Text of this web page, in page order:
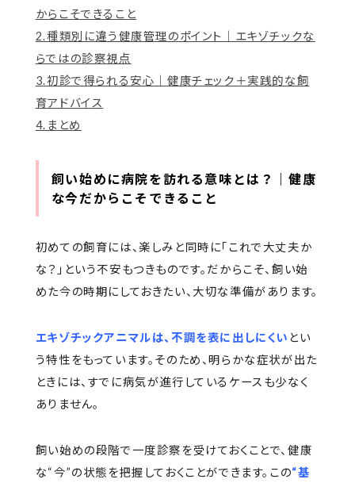
からこそできること
2.種類別に違う健康管理のポイント｜エキゾチックな
らではの診察視点
3.初診で得られる安心｜健康チェック＋実践的な飼
育アドバイス
4.まとめ
飼い始めに病院を訪れる意味とは？｜健康
な今だからこそできること
初めての飼育には、楽しみと同時に「これで大丈夫か
な？」という不安もつきものです。だからこそ、飼い始
めた今の時期にしておきたい、大切な準備があります。
エキゾチックアニマルは、不調を表に出しにくい とい
う特性をもっています。そのため、明らかな症状が出た
ときには、すでに病気が進行しているケースも少なく
ありません。
飼い始めの段階で一度診察を受けておくことで、健康
な“今”の状態を把握しておくことができます。この“基